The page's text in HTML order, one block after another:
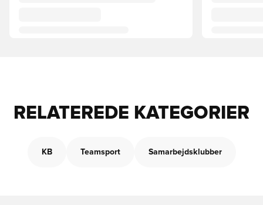
RELATEREDE KATEGORIER
KB Teamsport Samarbejdsklubber